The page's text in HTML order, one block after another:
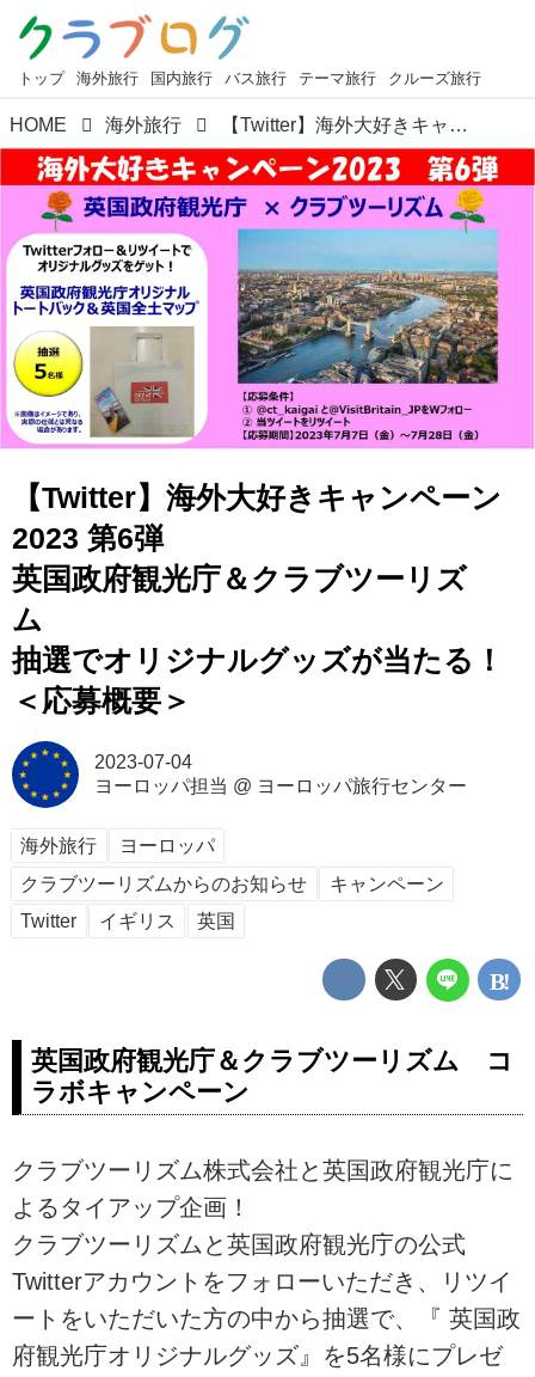
トップ 海外旅行 国内旅行 バス旅行 テーマ旅行 クルーズ旅行
HOME 海外旅行 【Twitter】海外大好きキャンペーン2023 第6弾 英国政府観光庁＆クラブツーリズム 抽選でオリジナルグッズが当たる！＜応募概要＞
【Twitter】海外大好きキャンペーン
2023 第6弾
英国政府観光庁＆クラブツーリズ
ム
抽選でオリジナルグッズが当たる！
＜応募概要＞
2023-07-04
ヨーロッパ担当 @ ヨーロッパ旅行センター
海外旅行
ヨーロッパ
クラブツーリズムからのお知らせ
キャンペーン
Twitter
イギリス 英国
英国政府観光庁＆クラブツーリズム コ
ラボキャンペーン
クラブツーリズム株式会社と英国政府観光庁に
よるタイアップ企画！
クラブツーリズムと英国政府観光庁の公式
Twitterアカウントをフォローいただき、リツイ
ートをいただいた方の中から抽選で、『 英国政
府観光庁オリジナルグッズ』を5名様にプレゼ